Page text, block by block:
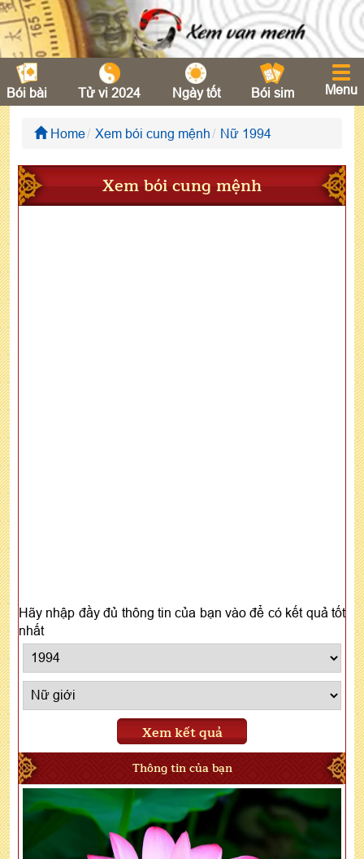
Bói bài Tử vi 2024 Ngày tốt Bói sim Menu
Home Xem bói cung mệnh Nữ 1994
Xem bói cung mệnh
Hãy nhập đầy đủ thông tin của bạn vào để có kết quả tốt
nhất
Xem kết quả
Thông tin của bạn